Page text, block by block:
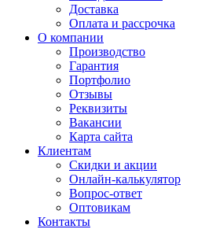
Доставка
Оплата и рассрочка
О компании
Производство
Гарантия
Портфолио
Отзывы
Реквизиты
Вакансии
Карта сайта
Клиентам
Скидки и акции
Онлайн-калькулятор
Вопрос-ответ
Оптовикам
Контакты